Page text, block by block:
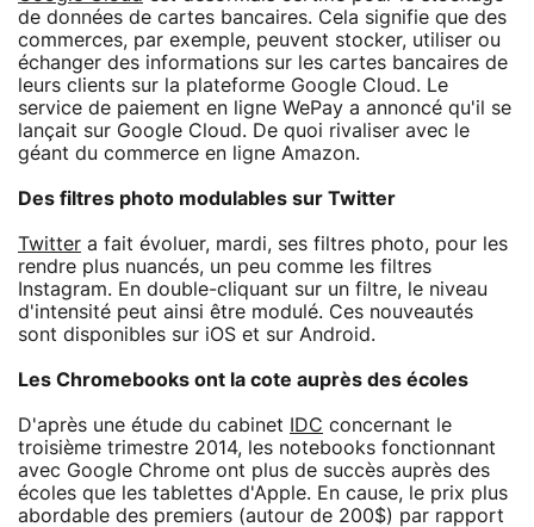
de données de cartes bancaires. Cela signifie que des
commerces, par exemple, peuvent stocker, utiliser ou
échanger des informations sur les cartes bancaires de
leurs clients sur la plateforme Google Cloud. Le
service de paiement en ligne WePay a annoncé qu'il se
lançait sur Google Cloud. De quoi rivaliser avec le
géant du commerce en ligne Amazon.
Des filtres photo modulables sur Twitter
Twitter a fait évoluer, mardi, ses filtres photo, pour les
rendre plus nuancés, un peu comme les filtres
Instagram. En double-cliquant sur un filtre, le niveau
d'intensité peut ainsi être modulé. Ces nouveautés
sont disponibles sur iOS et sur Android.
Les Chromebooks ont la cote auprès des écoles
D'après une étude du cabinet IDC concernant le
troisième trimestre 2014, les notebooks fonctionnant
avec Google Chrome ont plus de succès auprès des
écoles que les tablettes d'Apple. En cause, le prix plus
abordable des premiers (autour de 200$) par rapport